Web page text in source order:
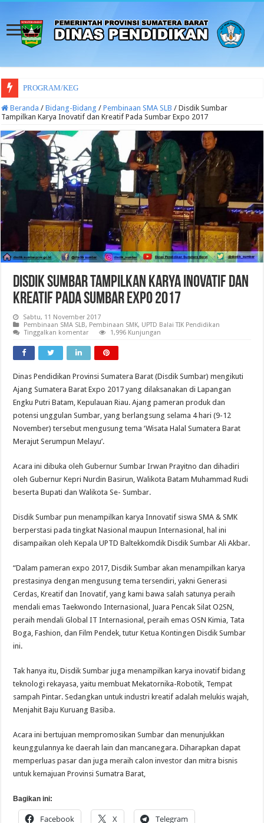
PROGRAM/KEGIATAN DINAS PENDIDIK
Beranda / Bidang-Bidang / Pembinaan SMA SLB / Disdik Sumbar
Tampilkan Karya Inovatif dan Kreatif Pada Sumbar Expo 2017
Disdik Sumbar Tampilkan Karya Inovatif dan
Kreatif Pada Sumbar Expo 2017
Sabtu, 11 November 2017
Pembinaan SMA SLB, Pembinaan SMK, UPTD Balai TIK Pendidikan
Tinggalkan komentar
1,996 Kunjungan
Dinas Pendidikan Provinsi Sumatera Barat (Disdik Sumbar) mengikuti
Ajang Sumatera Barat Expo 2017 yang dilaksanakan di Lapangan
Engku Putri Batam, Kepulauan Riau. Ajang pameran produk dan
potensi unggulan Sumbar, yang berlangsung selama 4 hari (9-12
November) tersebut mengusung tema ‘Wisata Halal Sumatera Barat
Merajut Serumpun Melayu’.
Acara ini dibuka oleh Gubernur Sumbar Irwan Prayitno dan dihadiri
oleh Gubernur Kepri Nurdin Basirun, Walikota Batam Muhammad Rudi
beserta Bupati dan Walikota Se- Sumbar.
Disdik Sumbar pun menampilkan karya Innovatif siswa SMA & SMK
berperstasi pada tingkat Nasional maupun Internasional, hal ini
disampaikan oleh Kepala UPTD Baltekkomdik Disdik Sumbar Ali Akbar.
“Dalam pameran expo 2017, Disdik Sumbar akan menampilkan karya
prestasinya dengan mengusung tema tersendiri, yakni Generasi
Cerdas, Kreatif dan Inovatif, yang kami bawa salah satunya peraih
mendali emas Taekwondo Internasional, Juara Pencak Silat O2SN,
peraih mendali Global IT Internasional, peraih emas OSN Kimia, Tata
Boga, Fashion, dan Film Pendek, tutur Ketua Kontingen Disdik Sumbar
ini.
Tak hanya itu, Disdik Sumbar juga menampilkan karya inovatif bidang
teknologi rekayasa, yaitu membuat Mekatornika-Robotik, Tempat
sampah Pintar. Sedangkan untuk industri kreatif adalah melukis wajah,
Menjahit Baju Kuruang Basiba.
Acara ini bertujuan mempromosikan Sumbar dan menunjukkan
keunggulannya ke daerah lain dan mancanegara. Diharapkan dapat
memperluas pasar dan juga meraih calon investor dan mitra bisnis
untuk kemajuan Provinsi Sumatra Barat,
Bagikan ini:
Facebook X Telegram